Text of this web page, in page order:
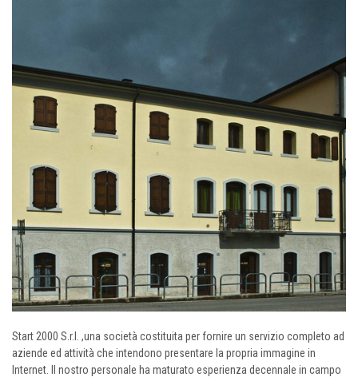
Start 2000 S.r.l. ,una società costituita per fornire un servizio completo ad
aziende ed attività che intendono presentare la propria immagine in
Internet. Il nostro personale ha maturato esperienza decennale in campo